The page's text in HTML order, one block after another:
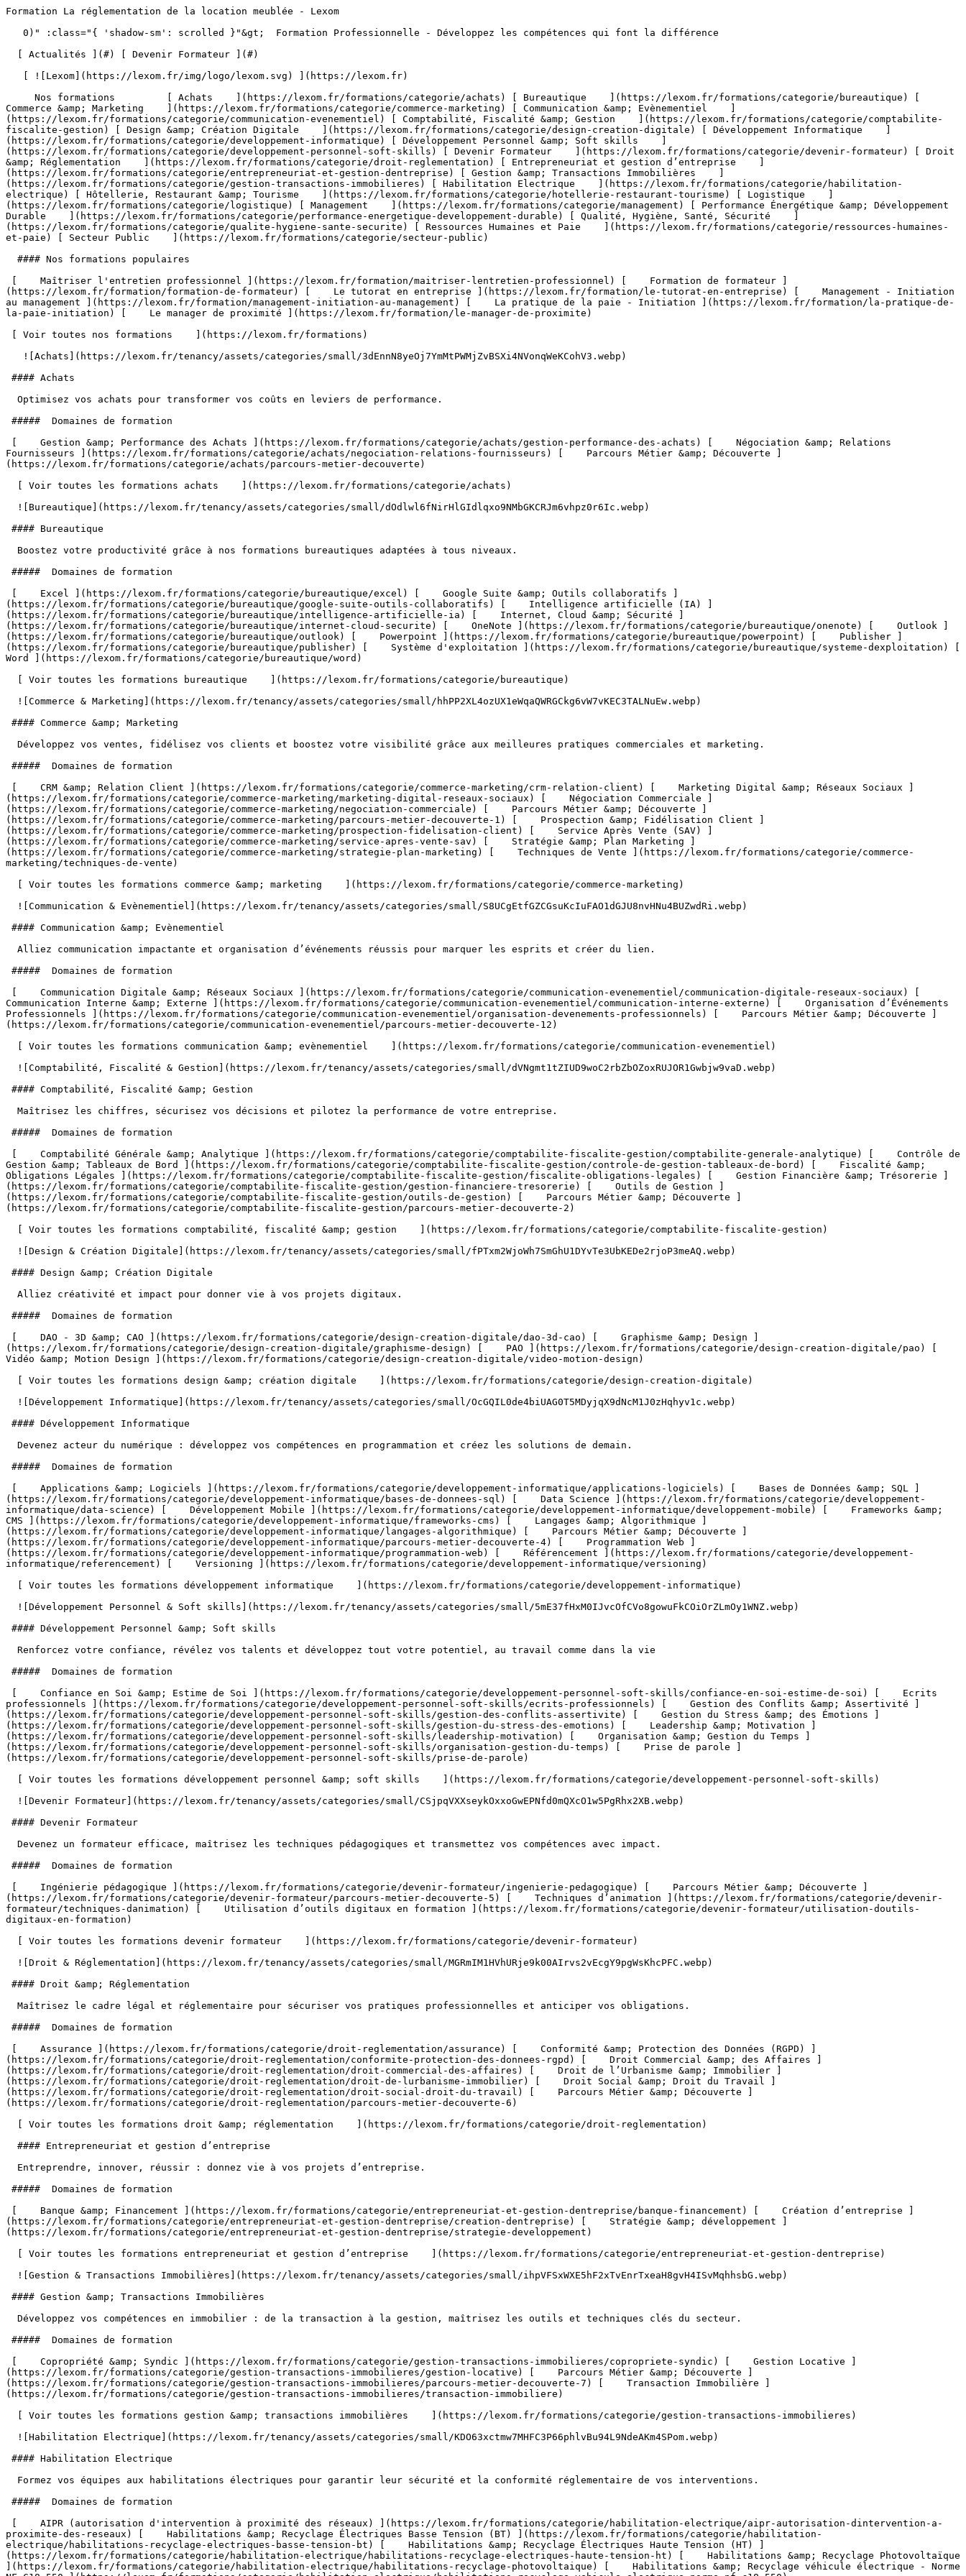
Formation La réglementation de la location meublée - Lexom                                      

   0)" :class="{ 'shadow-sm': scrolled }"&gt;  Formation Professionnelle - Développez les compétences qui font la différence 

  [ Actualités ](#) [ Devenir Formateur ](#)  

   [ ![Lexom](https://lexom.fr/img/logo/lexom.svg) ](https://lexom.fr) 

     Nos formations         [ Achats    ](https://lexom.fr/formations/categorie/achats) [ Bureautique    ](https://lexom.fr/formations/categorie/bureautique) [ Commerce &amp; Marketing    ](https://lexom.fr/formations/categorie/commerce-marketing) [ Communication &amp; Evènementiel    ](https://lexom.fr/formations/categorie/communication-evenementiel) [ Comptabilité, Fiscalité &amp; Gestion    ](https://lexom.fr/formations/categorie/comptabilite-fiscalite-gestion) [ Design &amp; Création Digitale    ](https://lexom.fr/formations/categorie/design-creation-digitale) [ Développement Informatique    ](https://lexom.fr/formations/categorie/developpement-informatique) [ Développement Personnel &amp; Soft skills    ](https://lexom.fr/formations/categorie/developpement-personnel-soft-skills) [ Devenir Formateur    ](https://lexom.fr/formations/categorie/devenir-formateur) [ Droit &amp; Réglementation    ](https://lexom.fr/formations/categorie/droit-reglementation) [ Entrepreneuriat et gestion d’entreprise    ](https://lexom.fr/formations/categorie/entrepreneuriat-et-gestion-dentreprise) [ Gestion &amp; Transactions Immobilières    ](https://lexom.fr/formations/categorie/gestion-transactions-immobilieres) [ Habilitation Electrique    ](https://lexom.fr/formations/categorie/habilitation-electrique) [ Hôtellerie, Restaurant &amp; Tourisme    ](https://lexom.fr/formations/categorie/hotellerie-restaurant-tourisme) [ Logistique    ](https://lexom.fr/formations/categorie/logistique) [ Management    ](https://lexom.fr/formations/categorie/management) [ Performance Énergétique &amp; Développement Durable    ](https://lexom.fr/formations/categorie/performance-energetique-developpement-durable) [ Qualité, Hygiène, Santé, Sécurité    ](https://lexom.fr/formations/categorie/qualite-hygiene-sante-securite) [ Ressources Humaines et Paie    ](https://lexom.fr/formations/categorie/ressources-humaines-et-paie) [ Secteur Public    ](https://lexom.fr/formations/categorie/secteur-public) 

  #### Nos formations populaires

 [    Maîtriser l'entretien professionnel ](https://lexom.fr/formation/maitriser-lentretien-professionnel) [    Formation de formateur ](https://lexom.fr/formation/formation-de-formateur) [    Le tutorat en entreprise ](https://lexom.fr/formation/le-tutorat-en-entreprise) [    Management - Initiation au management ](https://lexom.fr/formation/management-initiation-au-management) [    La pratique de la paie - Initiation ](https://lexom.fr/formation/la-pratique-de-la-paie-initiation) [    Le manager de proximité ](https://lexom.fr/formation/le-manager-de-proximite) 

 [ Voir toutes nos formations    ](https://lexom.fr/formations) 

   ![Achats](https://lexom.fr/tenancy/assets/categories/small/3dEnnN8yeOj7YmMtPWMjZvBSXi4NVonqWeKCohV3.webp) 

 #### Achats 

  Optimisez vos achats pour transformer vos coûts en leviers de performance.

 #####  Domaines de formation 

 [    Gestion &amp; Performance des Achats ](https://lexom.fr/formations/categorie/achats/gestion-performance-des-achats) [    Négociation &amp; Relations Fournisseurs ](https://lexom.fr/formations/categorie/achats/negociation-relations-fournisseurs) [    Parcours Métier &amp; Découverte ](https://lexom.fr/formations/categorie/achats/parcours-metier-decouverte) 

  [ Voir toutes les formations achats    ](https://lexom.fr/formations/categorie/achats) 

  ![Bureautique](https://lexom.fr/tenancy/assets/categories/small/dOdlwl6fNirHlGIdlqxo9NMbGKCRJm6vhpz0r6Ic.webp) 

 #### Bureautique 

  Boostez votre productivité grâce à nos formations bureautiques adaptées à tous niveaux.

 #####  Domaines de formation 

 [    Excel ](https://lexom.fr/formations/categorie/bureautique/excel) [    Google Suite &amp; Outils collaboratifs ](https://lexom.fr/formations/categorie/bureautique/google-suite-outils-collaboratifs) [    Intelligence artificielle (IA) ](https://lexom.fr/formations/categorie/bureautique/intelligence-artificielle-ia) [    Internet, Cloud &amp; Sécurité ](https://lexom.fr/formations/categorie/bureautique/internet-cloud-securite) [    OneNote ](https://lexom.fr/formations/categorie/bureautique/onenote) [    Outlook ](https://lexom.fr/formations/categorie/bureautique/outlook) [    Powerpoint ](https://lexom.fr/formations/categorie/bureautique/powerpoint) [    Publisher ](https://lexom.fr/formations/categorie/bureautique/publisher) [    Système d'exploitation ](https://lexom.fr/formations/categorie/bureautique/systeme-dexploitation) [    Word ](https://lexom.fr/formations/categorie/bureautique/word) 

  [ Voir toutes les formations bureautique    ](https://lexom.fr/formations/categorie/bureautique) 

  ![Commerce & Marketing](https://lexom.fr/tenancy/assets/categories/small/hhPP2XL4ozUX1eWqaQWRGCkg6vW7vKEC3TALNuEw.webp) 

 #### Commerce &amp; Marketing 

  Développez vos ventes, fidélisez vos clients et boostez votre visibilité grâce aux meilleures pratiques commerciales et marketing.

 #####  Domaines de formation 

 [    CRM &amp; Relation Client ](https://lexom.fr/formations/categorie/commerce-marketing/crm-relation-client) [    Marketing Digital &amp; Réseaux Sociaux ](https://lexom.fr/formations/categorie/commerce-marketing/marketing-digital-reseaux-sociaux) [    Négociation Commerciale ](https://lexom.fr/formations/categorie/commerce-marketing/negociation-commerciale) [    Parcours Métier &amp; Découverte ](https://lexom.fr/formations/categorie/commerce-marketing/parcours-metier-decouverte-1) [    Prospection &amp; Fidélisation Client ](https://lexom.fr/formations/categorie/commerce-marketing/prospection-fidelisation-client) [    Service Après Vente (SAV) ](https://lexom.fr/formations/categorie/commerce-marketing/service-apres-vente-sav) [    Stratégie &amp; Plan Marketing ](https://lexom.fr/formations/categorie/commerce-marketing/strategie-plan-marketing) [    Techniques de Vente ](https://lexom.fr/formations/categorie/commerce-marketing/techniques-de-vente) 

  [ Voir toutes les formations commerce &amp; marketing    ](https://lexom.fr/formations/categorie/commerce-marketing) 

  ![Communication & Evènementiel](https://lexom.fr/tenancy/assets/categories/small/S8UCgEtfGZCGsuKcIuFAO1dGJU8nvHNu4BUZwdRi.webp) 

 #### Communication &amp; Evènementiel 

  Alliez communication impactante et organisation d’événements réussis pour marquer les esprits et créer du lien.

 #####  Domaines de formation 

 [    Communication Digitale &amp; Réseaux Sociaux ](https://lexom.fr/formations/categorie/communication-evenementiel/communication-digitale-reseaux-sociaux) [    Communication Interne &amp; Externe ](https://lexom.fr/formations/categorie/communication-evenementiel/communication-interne-externe) [    Organisation d’Événements Professionnels ](https://lexom.fr/formations/categorie/communication-evenementiel/organisation-devenements-professionnels) [    Parcours Métier &amp; Découverte ](https://lexom.fr/formations/categorie/communication-evenementiel/parcours-metier-decouverte-12) 

  [ Voir toutes les formations communication &amp; evènementiel    ](https://lexom.fr/formations/categorie/communication-evenementiel) 

  ![Comptabilité, Fiscalité & Gestion](https://lexom.fr/tenancy/assets/categories/small/dVNgmt1tZIUD9woC2rbZbOZoxRUJOR1Gwbjw9vaD.webp) 

 #### Comptabilité, Fiscalité &amp; Gestion 

  Maîtrisez les chiffres, sécurisez vos décisions et pilotez la performance de votre entreprise.

 #####  Domaines de formation 

 [    Comptabilité Générale &amp; Analytique ](https://lexom.fr/formations/categorie/comptabilite-fiscalite-gestion/comptabilite-generale-analytique) [    Contrôle de Gestion &amp; Tableaux de Bord ](https://lexom.fr/formations/categorie/comptabilite-fiscalite-gestion/controle-de-gestion-tableaux-de-bord) [    Fiscalité &amp; Obligations Légales ](https://lexom.fr/formations/categorie/comptabilite-fiscalite-gestion/fiscalite-obligations-legales) [    Gestion Financière &amp; Trésorerie ](https://lexom.fr/formations/categorie/comptabilite-fiscalite-gestion/gestion-financiere-tresorerie) [    Outils de Gestion ](https://lexom.fr/formations/categorie/comptabilite-fiscalite-gestion/outils-de-gestion) [    Parcours Métier &amp; Découverte ](https://lexom.fr/formations/categorie/comptabilite-fiscalite-gestion/parcours-metier-decouverte-2) 

  [ Voir toutes les formations comptabilité, fiscalité &amp; gestion    ](https://lexom.fr/formations/categorie/comptabilite-fiscalite-gestion) 

  ![Design & Création Digitale](https://lexom.fr/tenancy/assets/categories/small/fPTxm2WjoWh7SmGhU1DYvTe3UbKEDe2rjoP3meAQ.webp) 

 #### Design &amp; Création Digitale 

  Alliez créativité et impact pour donner vie à vos projets digitaux.

 #####  Domaines de formation 

 [    DAO - 3D &amp; CAO ](https://lexom.fr/formations/categorie/design-creation-digitale/dao-3d-cao) [    Graphisme &amp; Design ](https://lexom.fr/formations/categorie/design-creation-digitale/graphisme-design) [    PAO ](https://lexom.fr/formations/categorie/design-creation-digitale/pao) [    Vidéo &amp; Motion Design ](https://lexom.fr/formations/categorie/design-creation-digitale/video-motion-design) 

  [ Voir toutes les formations design &amp; création digitale    ](https://lexom.fr/formations/categorie/design-creation-digitale) 

  ![Développement Informatique](https://lexom.fr/tenancy/assets/categories/small/OcGQIL0de4biUAG0T5MDyjqX9dNcM1J0zHqhyv1c.webp) 

 #### Développement Informatique 

  Devenez acteur du numérique : développez vos compétences en programmation et créez les solutions de demain.

 #####  Domaines de formation 

 [    Applications &amp; Logiciels ](https://lexom.fr/formations/categorie/developpement-informatique/applications-logiciels) [    B